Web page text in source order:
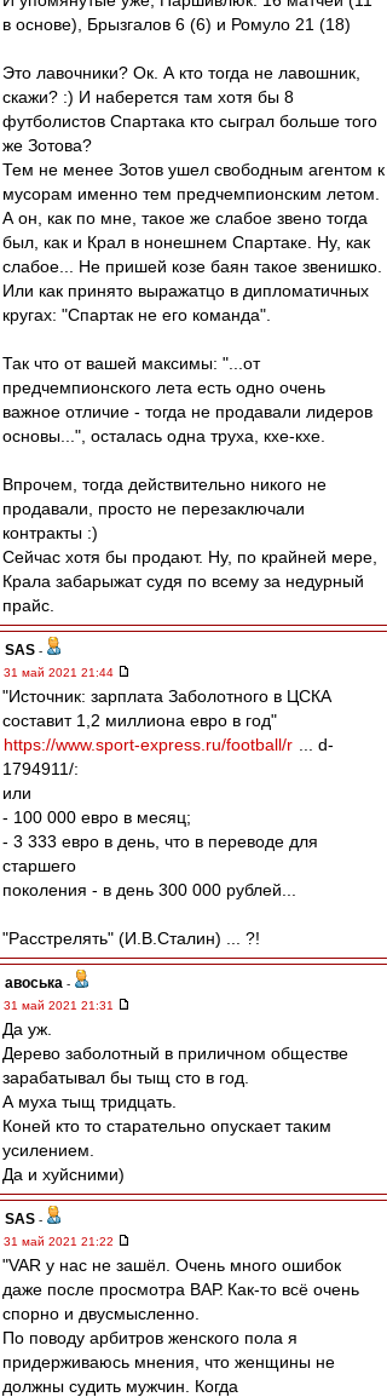
в основе), Брызгалов 6 (6) и Ромуло 21 (18)
Это лавочники? Ок. А кто тогда не лавошник,
скажи? :) И наберется там хотя бы 8
футболистов Спартака кто сыграл больше того
же Зотова?
Тем не менее Зотов ушел свободным агентом к
мусорам именно тем предчемпионским летом.
А он, как по мне, такое же слабое звено тогда
был, как и Крал в нонешнем Спартаке. Ну, как
слабое... Не пришей козе баян такое звенишко.
Или как принято выражатцо в дипломатичных
кругах: "Спартак не его команда".
Так что от вашей максимы: "...от
предчемпионского лета есть одно очень
важное отличие - тогда не продавали лидеров
основы...", осталась одна труха, кхе-кхе.
Впрочем, тогда действительно никого не
продавали, просто не перезаключали
контракты :)
Сейчас хотя бы продают. Ну, по крайней мере,
Крала забарыжат судя по всему за недурный
прайс.
SAS -
31 май 2021 21:44
"Источник: зарплата Заболотного в ЦСКА
составит 1,2 миллиона евро в год"
https://www.sport-express.ru/football/r ... d-
1794911/:
или
- 100 000 евро в месяц;
- 3 333 евро в день, что в переводе для
старшего
поколения - в день 300 000 рублей...
"Расстрелять" (И.В.Сталин) ... ?!
авоська -
31 май 2021 21:31
Да уж.
Дерево заболотный в приличном обществе
зарабатывал бы тыщ сто в год.
А муха тыщ тридцать.
Коней кто то старательно опускает таким
усилением.
Да и хуйсними)
SAS -
31 май 2021 21:22
"VAR у нас не зашёл. Очень много ошибок
даже после просмотра ВАР. Как‑то всё очень
спорно и двусмысленно.
По поводу арбитров женского пола я
придерживаюсь мнения, что женщины не
должны судить мужчин. Когда